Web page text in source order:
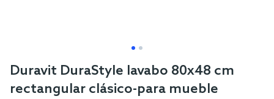
Skip
Duravit DuraStyle lavabo 80x48 cm
rectangular clásico-para mueble